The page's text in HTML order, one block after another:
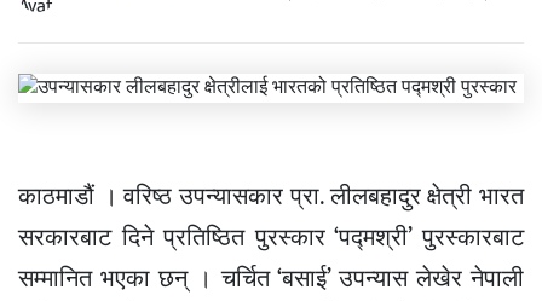
काठमाडौं । वरिष्ठ उपन्यासकार प्रा. लीलबहादुर क्षेत्री भारत
सरकारबाट दिने प्रतिष्ठित पुरस्कार ‘पद्मश्री’ पुरस्कारबाट
सम्मानित भएका छन् । चर्चित ‘बसाई’ उपन्यास लेखेर नेपाली